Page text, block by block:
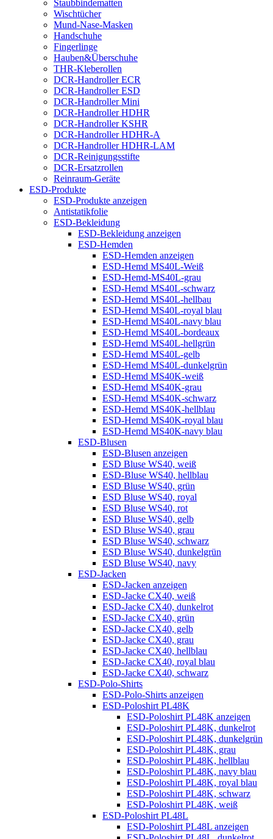
Staubbindematten
Wischtücher
Mund-Nase-Masken
Handschuhe
Fingerlinge
Hauben&Überschuhe
THR-Kleberollen
DCR-Handroller ECR
DCR-Handroller ESD
DCR-Handroller Mini
DCR-Handroller HDHR
DCR-Handroller KSHR
DCR-Handroller HDHR-A
DCR-Handroller HDHR-LAM
DCR-Reinigungsstifte
DCR-Ersatzrollen
Reinraum-Geräte
ESD-Produkte
ESD-Produkte anzeigen
Antistatikfolie
ESD-Bekleidung
ESD-Bekleidung anzeigen
ESD-Hemden
ESD-Hemden anzeigen
ESD-Hemd MS40L-Weiß
ESD-Hemd-MS40L-grau
ESD-Hemd MS40L-schwarz
ESD-Hemd MS40L-hellbau
ESD-Hemd MS40L-royal blau
ESD-Hemd MS40L-navy blau
ESD-Hemd MS40L-bordeaux
ESD-Hemd MS40L-hellgrün
ESD-Hemd MS40L-gelb
ESD-Hemd MS40L-dunkelgrün
ESD-Hemd MS40K-weiß
ESD-Hemd MS40K-grau
ESD-Hemd MS40K-schwarz
ESD-Hemd MS40K-hellblau
ESD-Hemd MS40K-royal blau
ESD-Hemd MS40K-navy blau
ESD-Blusen
ESD-Blusen anzeigen
ESD Bluse WS40, weiß
ESD-Bluse WS40, hellblau
ESD Bluse WS40, grün
ESD Bluse WS40, royal
ESD Bluse WS40, rot
ESD Bluse WS40, gelb
ESD Bluse WS40, grau
ESD Bluse WS40, schwarz
ESD Bluse WS40, dunkelgrün
ESD Bluse WS40, navy
ESD-Jacken
ESD-Jacken anzeigen
ESD-Jacke CX40, weiß
ESD-Jacke CX40, dunkelrot
ESD-Jacke CX40, grün
ESD-Jacke CX40, gelb
ESD-Jacke CX40, grau
ESD-Jacke CX40, hellblau
ESD-Jacke CX40, royal blau
ESD-Jacke CX40, schwarz
ESD-Polo-Shirts
ESD-Polo-Shirts anzeigen
ESD-Poloshirt PL48K
ESD-Poloshirt PL48K anzeigen
ESD-Poloshirt PL48K, dunkelrot
ESD-Poloshirt PL48K, dunkelgrün
ESD-Poloshirt PL48K, grau
ESD-Poloshirt PL48K, hellblau
ESD-Poloshirt PL48K, navy blau
ESD-Poloshirt PL48K, royal blau
ESD-Poloshirt PL48K, schwarz
ESD-Poloshirt PL48K, weiß
ESD-Poloshirt PL48L
ESD-Poloshirt PL48L anzeigen